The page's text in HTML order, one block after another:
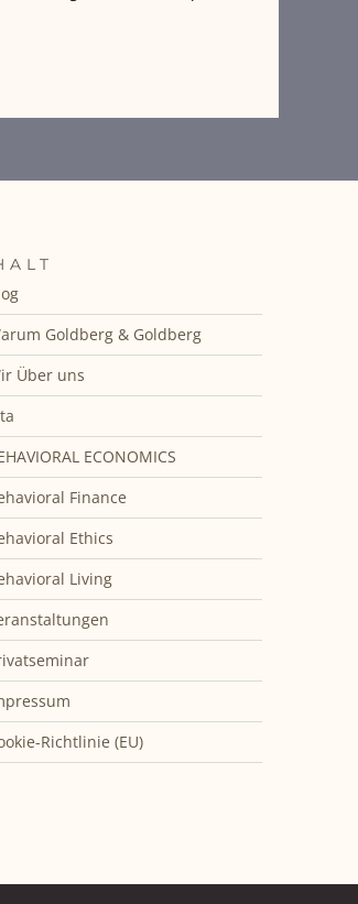
Goldberg & Goldberg
Über uns
ECONOMICS
Finance
Ethics
Living
Richtlinie (EU)